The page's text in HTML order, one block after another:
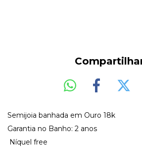
Semijoia banhada em Ouro 18k
Garantia no Banho: 2 anos
Níquel free